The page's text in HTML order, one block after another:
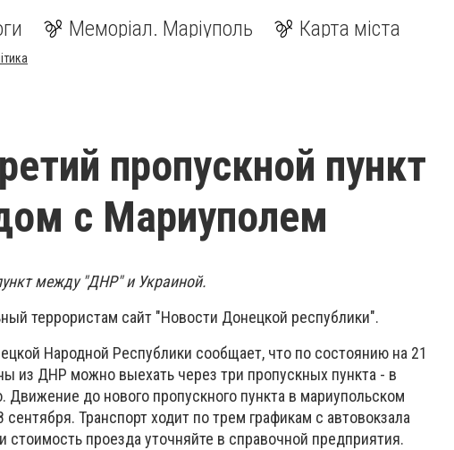
Меморіал. Маріуполь Карта міста
пропускной пункт
с Мариуполем
между "ДНР" и Украиной.
террористам сайт "Новости Донецкой республики".
Народной Республики сообщает, что по состоянию на 21
из ДНР можно выехать через три пропускных пункта - в
Движение до нового пропускного пункта в мариупольском
Транспорт ходит по трем графикам с автовокзала
проезда уточняйте в справочной предприятия.